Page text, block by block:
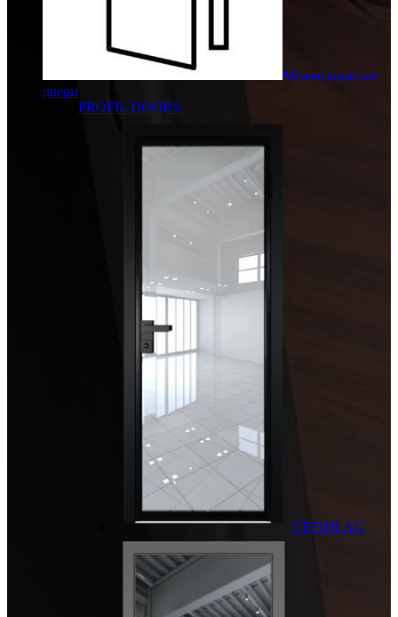
Межкомнатные
двери
PROFIL DOORS
СЕРИЯ AG